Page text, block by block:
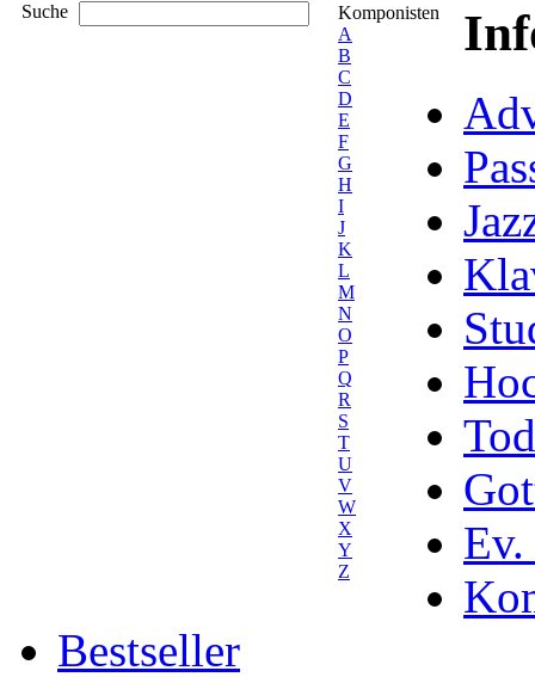
Suche
Komponisten
A
B
C
D
E
F
G
H
I
J
K
L
M
N
O
P
Q
R
S
T
U
V
W
X
Y
Z
Ev.
Bestseller